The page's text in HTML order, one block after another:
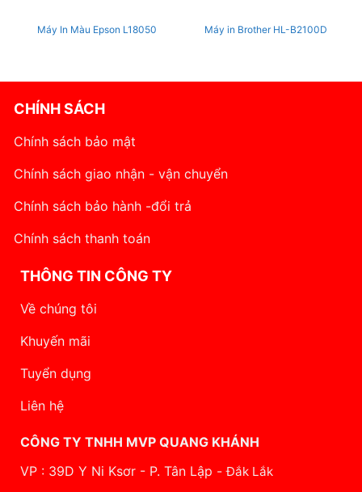
Máy In Màu Epson L18050 Máy in Brother HL-B2100D
CHÍNH SÁCH
Chính sách bảo mật
Chính sách giao nhận - vận chuyển
Chính sách bảo hành -đổi trả
Chính sách thanh toán
THÔNG TIN CÔNG TY
Về chúng tôi
Khuyến mãi
Tuyển dụng
Liên hệ
CÔNG TY TNHH MVP QUANG KHÁNH
VP : 39D Y Ni Ksơr - P. Tân Lập -Đắk Lắk